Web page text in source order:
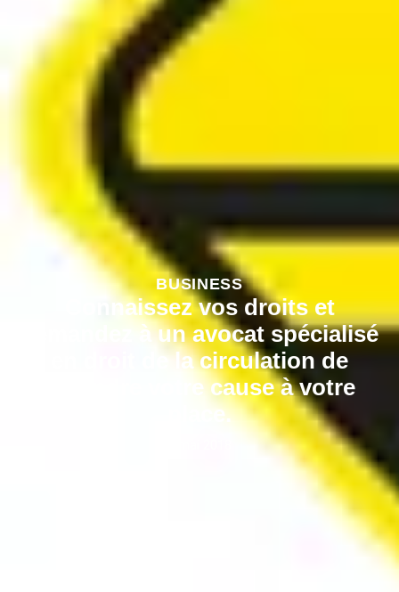
BUSINESS
Connaissez vos droits et
demandez à un avocat spécialisé
en droit de la circulation de
défendre votre cause à votre
place.